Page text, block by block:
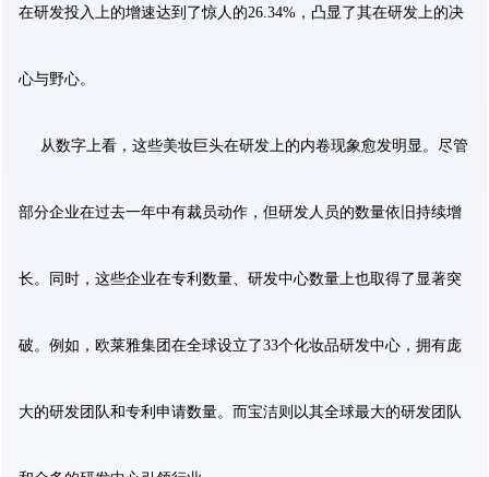
在研发投入上的增速达到了惊人的26.34%，凸显了其在研发上的决
心与野心。
从数字上看，这些美妆巨头在研发上的内卷现象愈发明显。尽管
部分企业在过去一年中有裁员动作，但研发人员的数量依旧持续增
长。同时，这些企业在专利数量、研发中心数量上也取得了显著突
破。例如，欧莱雅集团在全球设立了33个化妆品研发中心，拥有庞
大的研发团队和专利申请数量。而宝洁则以其全球最大的研发团队